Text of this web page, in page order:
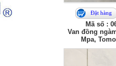
Đặt hàng
Mã số :
Van đồng
Mpa,